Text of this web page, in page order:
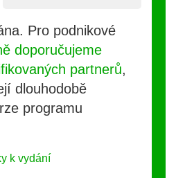
Pro podnikové
doporučujeme
partnerů,
dlouhodobě
programu
k vydání